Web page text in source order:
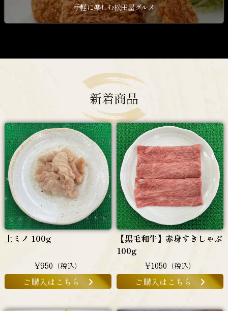
手軽に楽しむ松田屋グルメ
新着商品
上ミノ 100g
¥950 （税込）
ご購入はこちら
【黒毛和牛】赤身すきしゃぶ
100g
¥1050 （税込）
ご購入はこちら